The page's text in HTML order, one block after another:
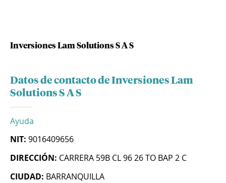
Inversiones Lam Solutions S A S
Datos de contacto de Inversiones Lam
Solutions S A S
Ayuda
NIT: 9016409656
DIRECCIÓN: CARRERA 59B CL 96 26 TO BAP 2 C
CIUDAD: BARRANQUILLA